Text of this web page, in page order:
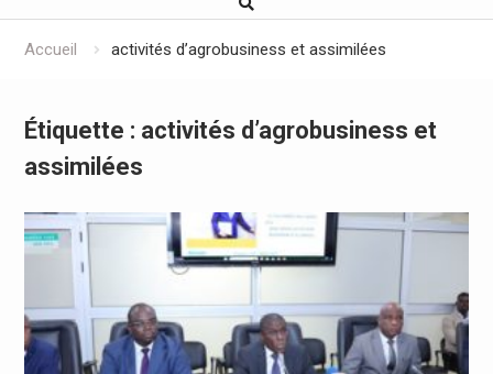
Accueil activités d’agrobusiness et assimilées
Étiquette : activités d’agrobusiness et
assimilées